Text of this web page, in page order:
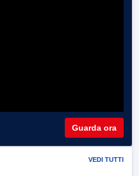
Guarda ora
VEDI TUTTI